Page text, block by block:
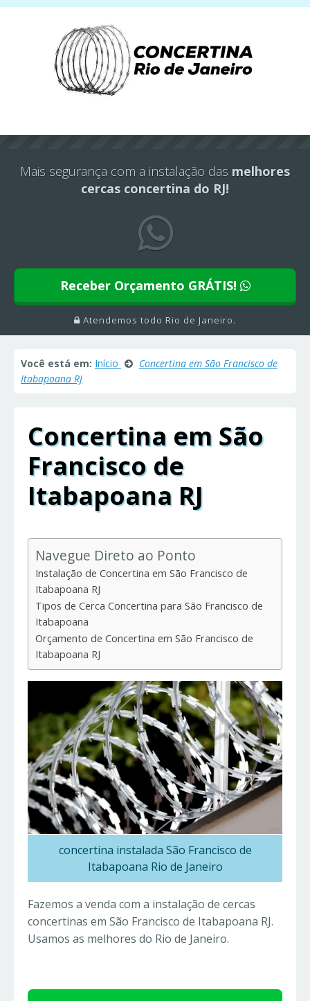
Mais segurança com a instalação das melhores
cercas concertina do RJ!
Receber Orçamento GRÁTIS!
Atendemos todo Rio de Janeiro.
Você está em: Início
Concertina em São Francisco de
Itabapoana RJ
Concertina em São
Francisco de
Itabapoana RJ
Navegue Direto ao Ponto
Instalação de Concertina em São Francisco de
Itabapoana RJ
Tipos de Cerca Concertina para São Francisco de
Itabapoana
Orçamento de Concertina em São Francisco de
Itabapoana RJ
concertina instalada São Francisco de
Itabapoana Rio de Janeiro
Fazemos a venda com a instalação de cercas
concertinas em São Francisco de Itabapoana RJ.
Usamos as melhores do Rio de Janeiro.
para lembrar e entender como você usa nosso
site, analisar seu uso de nossos produtos e
serviços, ajudar com nossos esforços de
marketing e fornecer conteúdo de terceiros. Leia
Política de Cookies e Privacidade